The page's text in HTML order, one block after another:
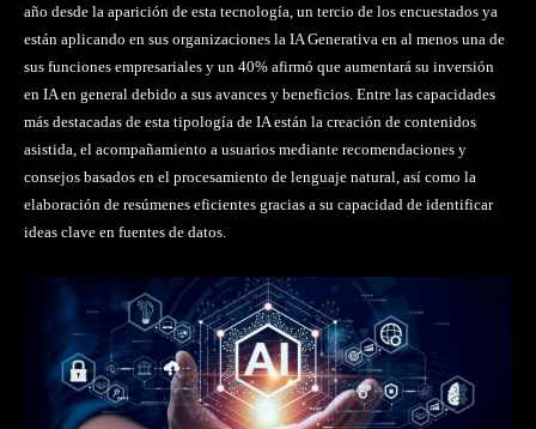
año desde la aparición de esta tecnología, un tercio de los encuestados ya
están aplicando en sus organizaciones la IA Generativa en al menos una de
sus funciones empresariales y un 40% afirmó que aumentará su inversión
en IA en general debido a sus avances y beneficios. Entre las capacidades
más destacadas de esta tipología de IA están la creación de contenidos
asistida, el acompañamiento a usuarios mediante recomendaciones y
consejos basados en el procesamiento de lenguaje natural, así como la
elaboración de resúmenes eficientes gracias a su capacidad de identificar
ideas clave en fuentes de datos.